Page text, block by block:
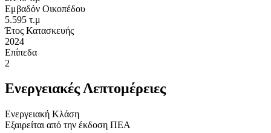
Εμβαδόν Οικοπέδου
5.595 τ.μ
Έτος Κατασκευής
2024
Επίπεδα
2
Ενεργειακές Λεπτομέρειες
Ενεργειακή Κλάση
Εξαιρείται από την έκδοση ΠΕΑ